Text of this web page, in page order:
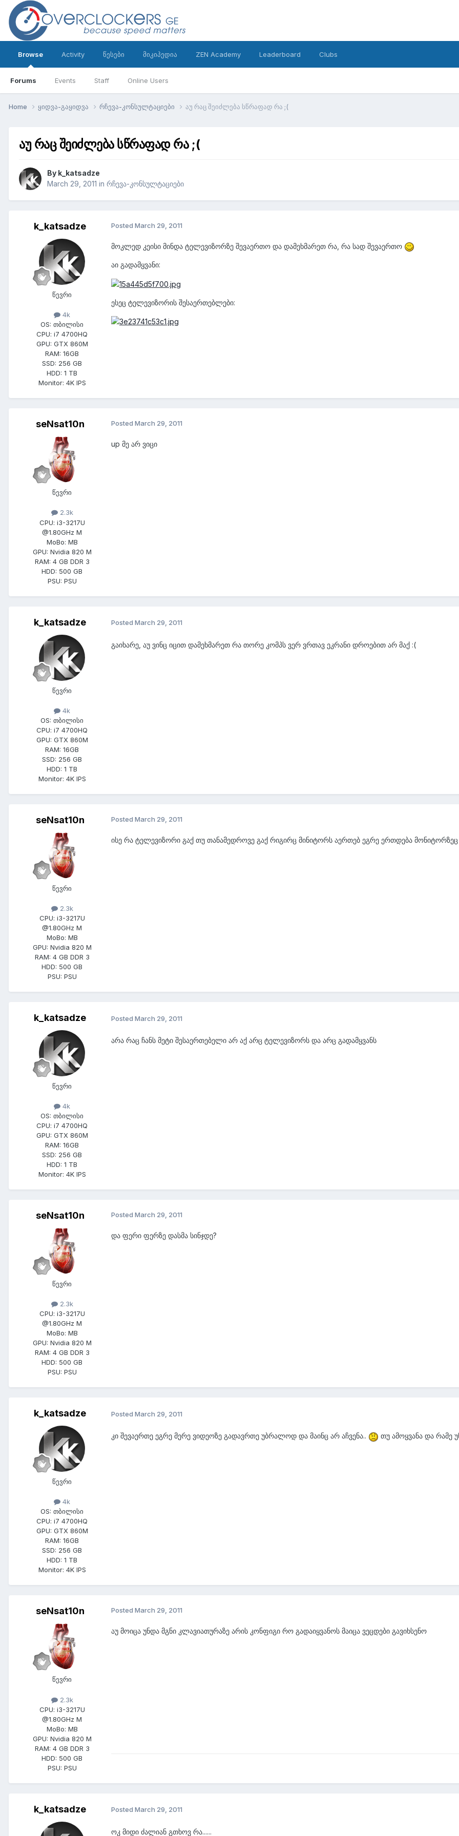
Browse
Forums Events Staff Online Users
Activity წესები მიკიპედია ZEN Academy Leaderboard Clubs
Home ყიდვა-გაყიდვა რჩევა-კონსულტაციები აუ რაც შეიძლება სწრაფად რა ;(
აუ რაც შეიძლება სწრაფად რა ;(
By k_katsadze
March 29, 2011 in რჩევა-კონსულტაციები
k_katsadze
წევრი
4k
OS: თბილისი
CPU: i7 4700HQ
GPU: GTX 860M
RAM: 16GB
SSD: 256 GB
HDD: 1 TB
Monitor: 4K IPS
Posted March 29, 2011
მოკლედ კეისი მინდა ტელევიზორზე შევაერთო და დამეხმარეთ რა, რა სად შევაერთო
აი გადამყვანი:
ესეც ტელევიზორის შესაერთებლები:
seNsat10n
წევრი
2.3k
CPU: i3-3217U
@1.80GHz M
MoBo: MB
GPU: Nvidia 820 M
RAM: 4 GB DDR 3
HDD: 500 GB
PSU: PSU
Posted March 29, 2011
up მე არ ვიცი
k_katsadze
წევრი
4k
OS: თბილისი
CPU: i7 4700HQ
GPU: GTX 860M
RAM: 16GB
SSD: 256 GB
HDD: 1 TB
Monitor: 4K IPS
Posted March 29, 2011
გაიხარე, აუ ვინც იცით დამეხმარეთ რა თორე კომპს ვერ ვრთავ ეკრანი დროებით არ მაქ :(
seNsat10n
წევრი
2.3k
CPU: i3-3217U
@1.80GHz M
MoBo: MB
GPU: Nvidia 820 M
RAM: 4 GB DDR 3
HDD: 500 GB
PSU: PSU
Posted March 29, 2011
ისე რა ტელევიზორი გაქ თუ თანამედროვე გაქ რიგირც მინიტორს აერთებ ეგრე ერთდება მონიტორზეც
k_katsadze
წევრი
4k
OS: თბილისი
CPU: i7 4700HQ
GPU: GTX 860M
RAM: 16GB
SSD: 256 GB
HDD: 1 TB
Monitor: 4K IPS
Posted March 29, 2011
არა რაც ჩანს მეტი შესაერთებელი არ აქ არც ტელევიზორს და არც გადამყვანს
seNsat10n
წევრი
2.3k
CPU: i3-3217U
@1.80GHz M
MoBo: MB
GPU: Nvidia 820 M
RAM: 4 GB DDR 3
HDD: 500 GB
PSU: PSU
Posted March 29, 2011
და ფერი ფერზე დასმა სინჯდე?
k_katsadze
წევრი
4k
OS: თბილისი
CPU: i7 4700HQ
GPU: GTX 860M
RAM: 16GB
SSD: 256 GB
HDD: 1 TB
Monitor: 4K IPS
Posted March 29, 2011
კი შევაერთე ეგრე მერე ვიდეოზე გადავრთე უბრალოდ და მაინც არ აჩვენა.. თუ ამოყვანა და რამე
seNsat10n
წევრი
2.3k
CPU: i3-3217U
@1.80GHz M
MoBo: MB
GPU: Nvidia 820 M
RAM: 4 GB DDR 3
HDD: 500 GB
PSU: PSU
Posted March 29, 2011
აუ მოიცა უნდა მგნი კლავიათურაზე არის კონფიგი რო გადაიყვანოს მაიცა ვეცდები გავიხსენო
k_katsadze Posted March 29, 2011
ოკ მიდი ძალიან გთხოვ რა......